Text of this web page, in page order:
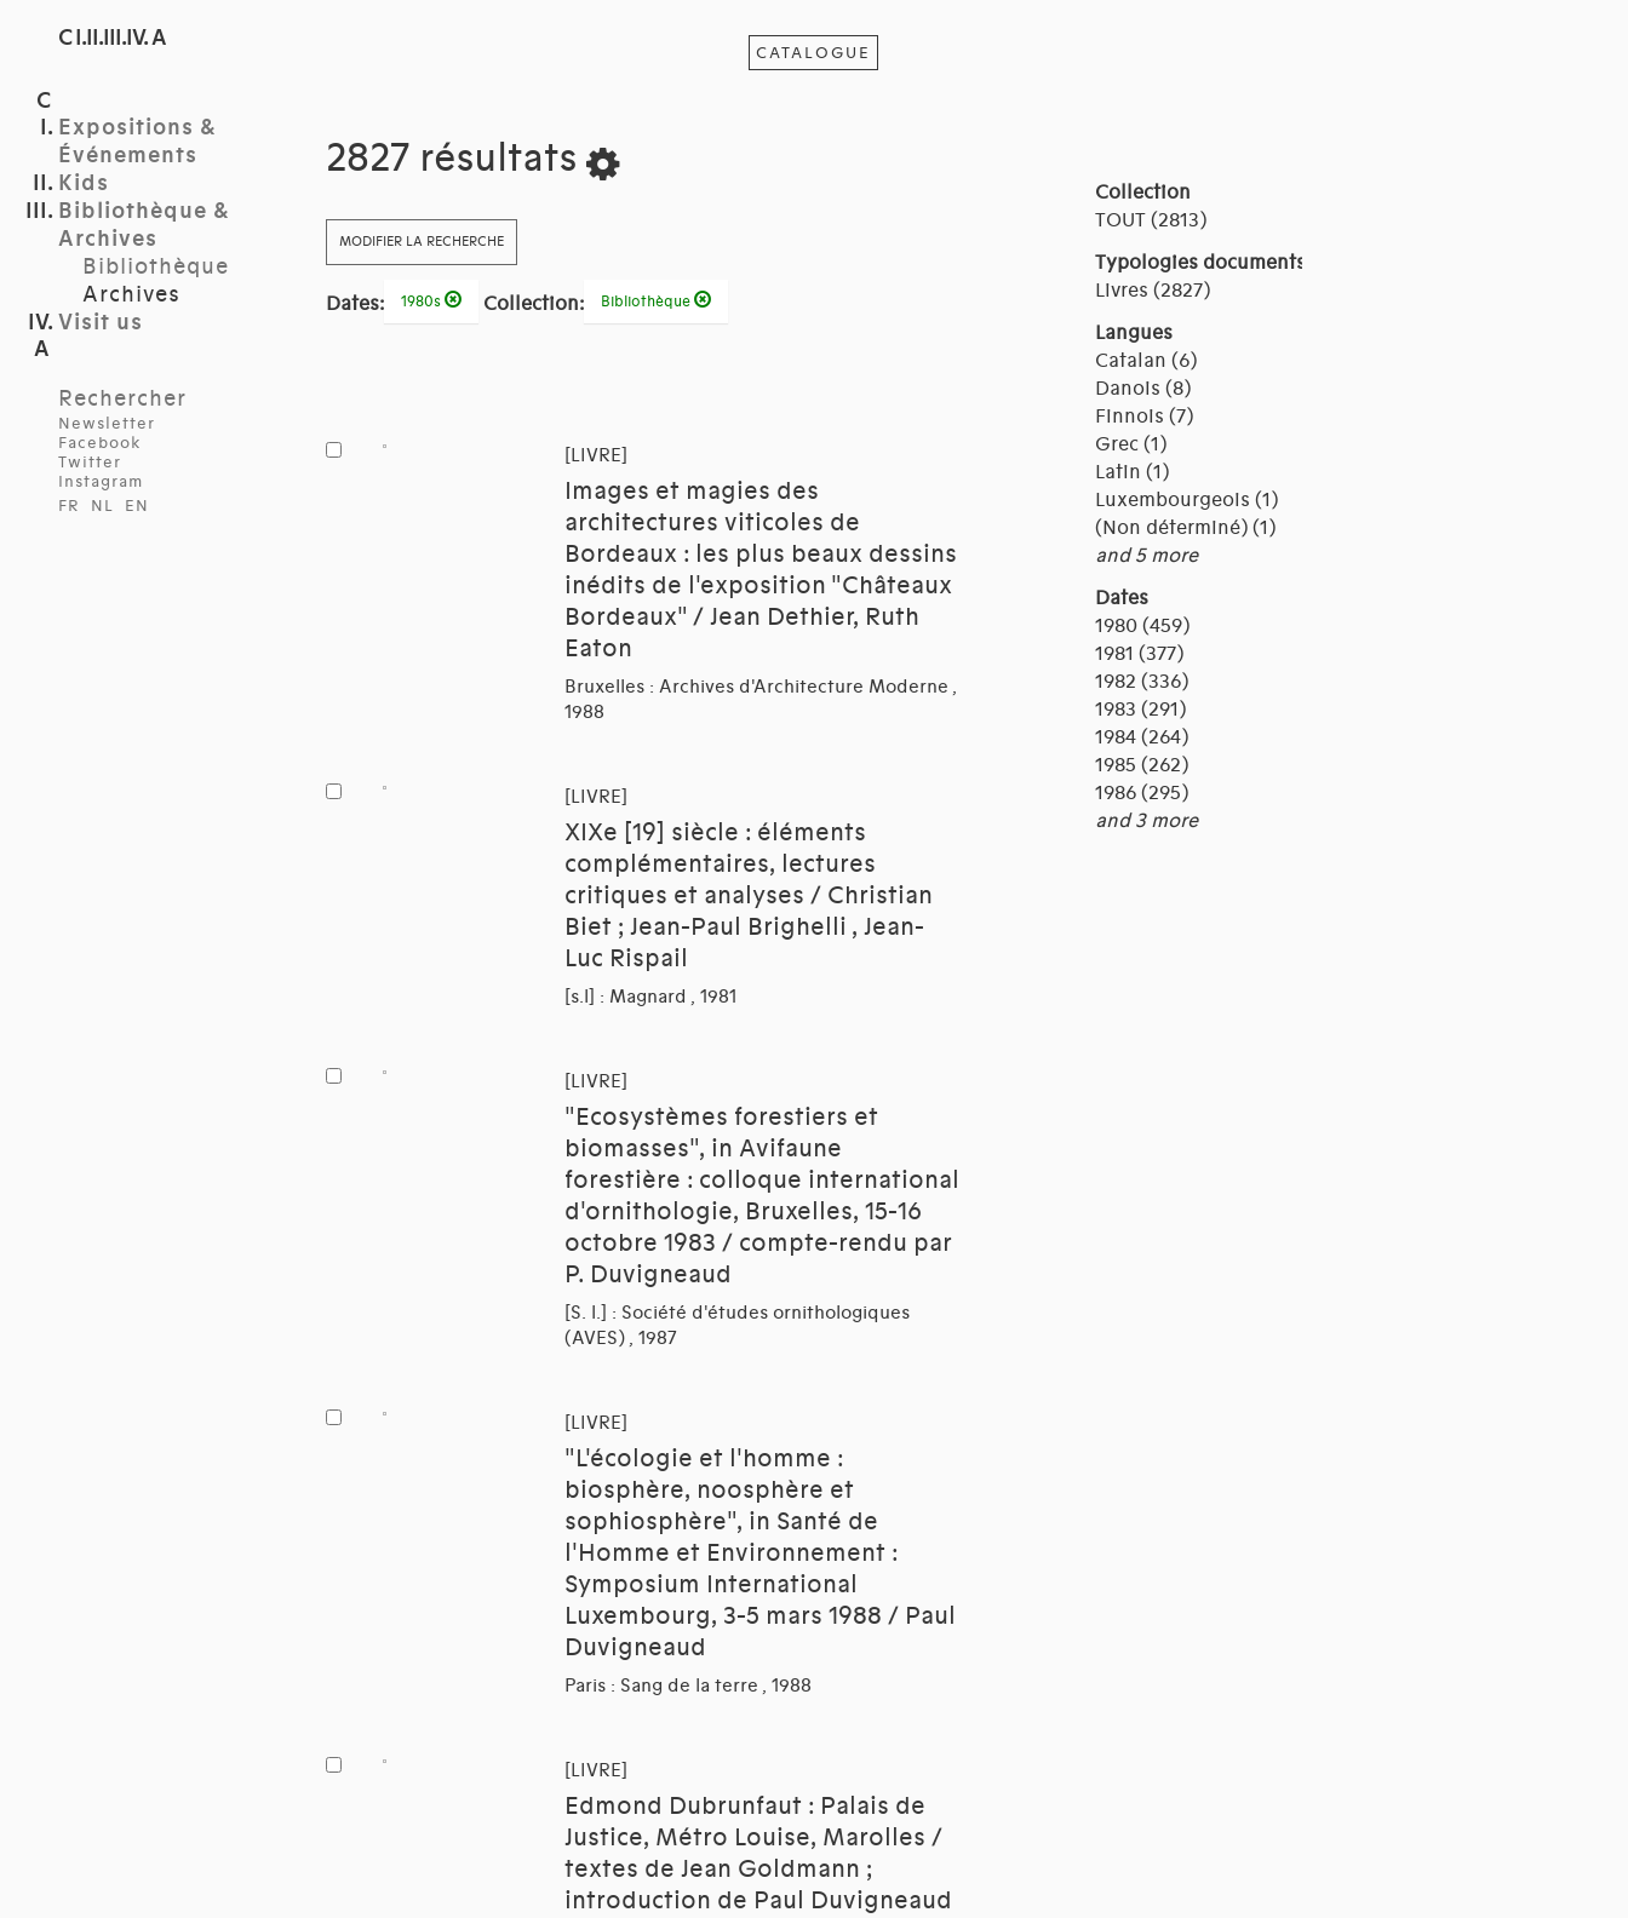
C I.II.III.IV. A
Expositions &
Événements
Kids
Bibliothèque &
Archives
Bibliothèque
Archives
Visit us
Rechercher
Newsletter
Facebook
Twitter
Instagram
FR
NL EN
CATALOGUE
2827 résultats
MODIFIER LA RECHERCHE
Dates: 1980s Collection: Bibliothèque
[LIVRE]
Images et magies des
architectures viticoles de
Bordeaux : les plus beaux dessins
inédits de l'exposition "Châteaux
Bordeaux" / Jean Dethier, Ruth
Eaton
Bruxelles : Archives d'Architecture Moderne ,
1988
[LIVRE]
XIXe [19] siècle : éléments
complémentaires, lectures
critiques et analyses / Christian
Biet ; Jean-Paul Brighelli , Jean-
Luc Rispail
[s.l] : Magnard , 1981
[LIVRE]
"Ecosystèmes forestiers et
biomasses", in Avifaune
forestière : colloque international
d'ornithologie, Bruxelles, 15-16
octobre 1983 / compte-rendu par
P. Duvigneaud
[S. l.] : Société d'études ornithologiques
(AVES) , 1987
[LIVRE]
"L'écologie et l'homme :
biosphère, noosphère et
sophiosphère", in Santé de
l'Homme et Environnement :
Symposium International
Luxembourg, 3-5 mars 1988 / Paul
Duvigneaud
Paris : Sang de la terre , 1988
[LIVRE]
Edmond Dubrunfaut : Palais de
Justice, Métro Louise, Marolles /
textes de Jean Goldmann ;
introduction de Paul Duvigneaud
Collection
TOUT (2813)
Typologies documents
Livres (2827)
Langues
Catalan (6)
Danois (8)
Finnois (7)
Grec (1)
Latin (1)
Luxembourgeois (1)
(Non déterminé) (1)
and 5 more
Dates
1980 (459)
1981 (377)
1982 (336)
1983 (291)
1984 (264)
1985 (262)
1986 (295)
and 3 more